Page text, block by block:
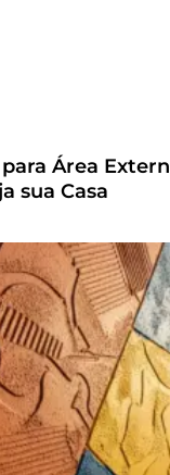
Área
sua Casa